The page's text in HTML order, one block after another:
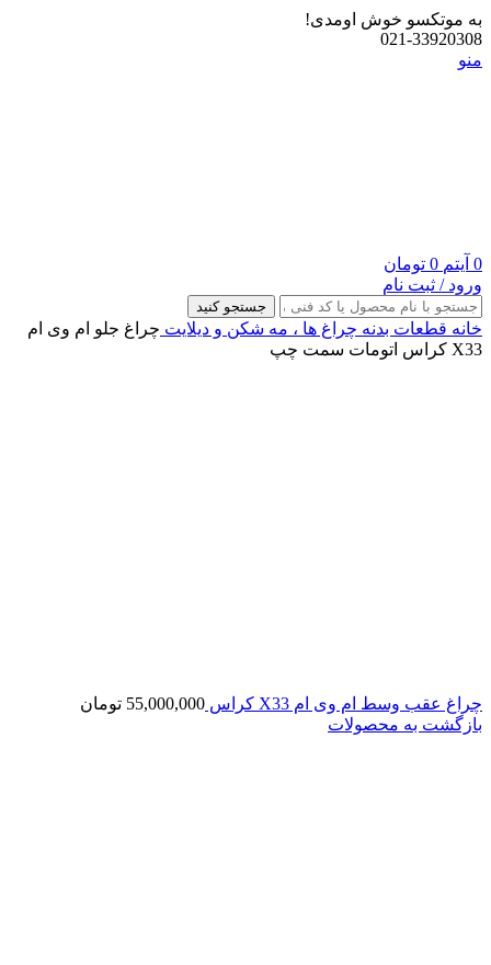
به موتکسو خوش اومدی!
021-33920308
منو
0 آیتم 0 تومان
ورود / ثبت نام
جستجو کنید
خانه قطعات بدنه چراغ‌ ها ، مه‌ شکن و دیلایت چراغ جلو ام وی ام
X33 کراس اتومات سمت چپ
چراغ عقب وسط ام وی ام X33 کراس 55,000,000 تومان
بازگشت به محصولات